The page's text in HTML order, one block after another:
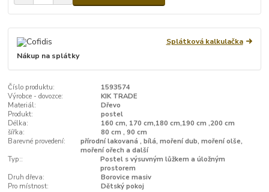
Splátková kalkulačka
Nákup na splátky
Číslo produktu:
1593574
Výrobce - dovozce:
KIK TRADE
Materiál:
Dřevo
Produkt:
postel
Délka:
160 cm, 170 cm,180 cm,190 cm ,200 cm
šířka:
80 cm , 90 cm
Barevné provedení:
přírodní lakovaná , bílá, moření dub, moření olše,
moření ořech a další
Typ::
Postel s výsuvným lůžkem a úložným
prostorem
Druh dřeva:
Borovice masiv
Pro místnost:
Dětský pokoj